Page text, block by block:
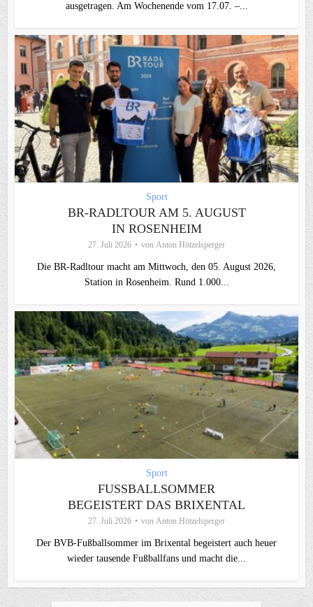
ausgetragen. Am Wochenende vom 17.07. –...
Sport
BR-RADLTOUR AM 5. AUGUST
IN ROSENHEIM
27. Juli 2026 von Anton Hötzelsperger
Die BR-Radltour macht am Mittwoch, den 05. August 2026,
Station in Rosenheim. Rund 1.000...
Sport
FUSSBALLSOMMER B
EGEISTERT DAS BRIXENTAL
27. Juli 2026 von Anton Hötzelsperger
Der BVB-Fußballsommer im Brixental begeistert auch heuer
wieder tausende Fußballfans und macht die...